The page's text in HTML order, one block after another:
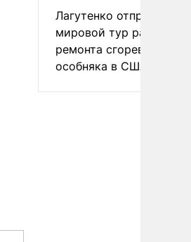
Лагутенко отправился в
мировой тур ради
ремонта сгоревшего
особняка в США